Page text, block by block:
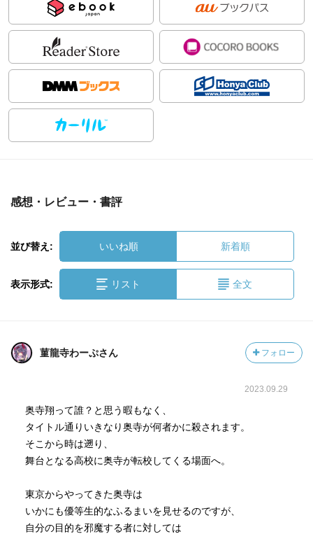
感想・レビュー・書評
並び替え: いいね順 新着順
表示形式: リスト 全文
菫龍寺わーぷさん フォロー
2023.09.29
奥寺翔って誰？と思う暇もなく、
タイトル通りいきなり奥寺が何者かに殺されます。
そこから時は遡り、
舞台となる高校に奥寺が転校してくる場面へ。
東京からやってきた奥寺は
いかにも優等生的なふるまいを見せるのですが、
自分の目的を邪魔する者に対しては